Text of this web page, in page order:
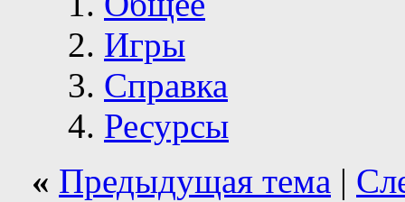
Игры
Справка
Ресурсы
« Предыдущая тема |